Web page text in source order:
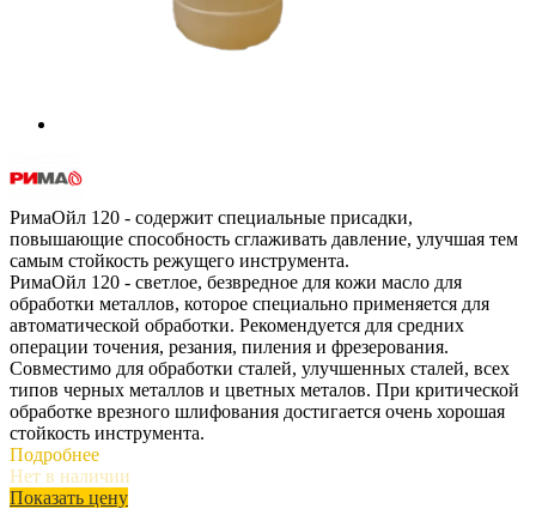
РимаОйл 120 - содержит специальные присадки,
повышающие способность сглаживать давление, улучшая тем
самым стойкость режущего инструмента.
РимаОйл 120 - светлое, безвредное для кожи масло для
обработки металлов, которое специально применяется для
автоматической обработки. Рекомендуется для средних
операции точения, резания, пиления и фрезерования.
Совместимо для обработки сталей, улучшенных сталей, всех
типов черных металлов и цветных металов. При критической
обработке врезного шлифования достигается очень хорошая
стойкость инструмента.
Подробнее
Нет в наличии
Показать цену